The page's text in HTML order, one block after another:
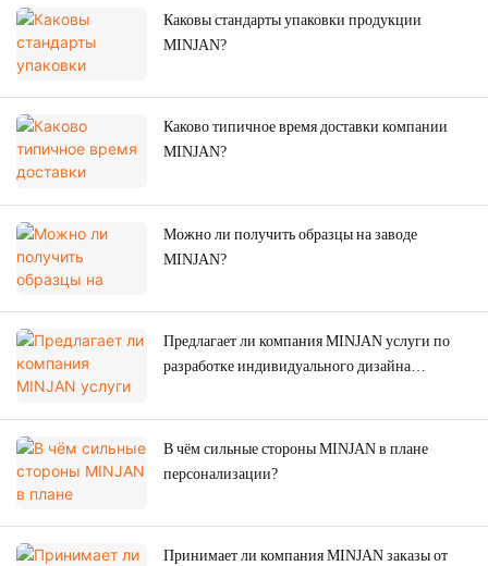
Каковы стандарты упаковки продукции
MINJAN?
Каково типичное время доставки компании
MINJAN?
Можно ли получить образцы на заводе
MINJAN?
Предлагает ли компания MINJAN услуги по
разработке индивидуального дизайна
В чём сильные стороны MINJAN в плане
персонализации?
Принимает ли компания MINJAN заказы от